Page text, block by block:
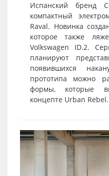
Испанский бренд
компактный
Raval. Новинка
которое также
Volkswagen ID.2.
планируют
появившихся
прототипа можно
формы, которые
концепте Urban